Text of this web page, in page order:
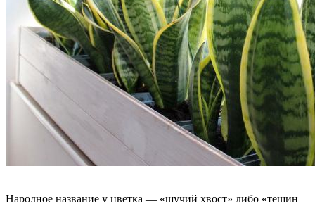
Народное название у цветка — «щучий хвост» либо «тещин